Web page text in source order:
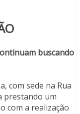
buscando
com sede na Rua
prestando um
com a realização